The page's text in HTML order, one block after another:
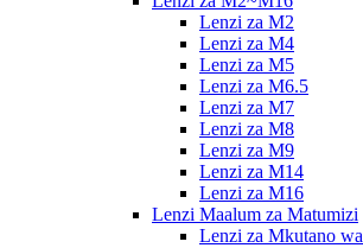
Lenzi za M2
Lenzi za M4
Lenzi za M5
Lenzi za M6.5
Lenzi za M7
Lenzi za M8
Lenzi za M9
Lenzi za M14
Lenzi za M16
Lenzi Maalum za Matumizi
Lenzi za Mkutano